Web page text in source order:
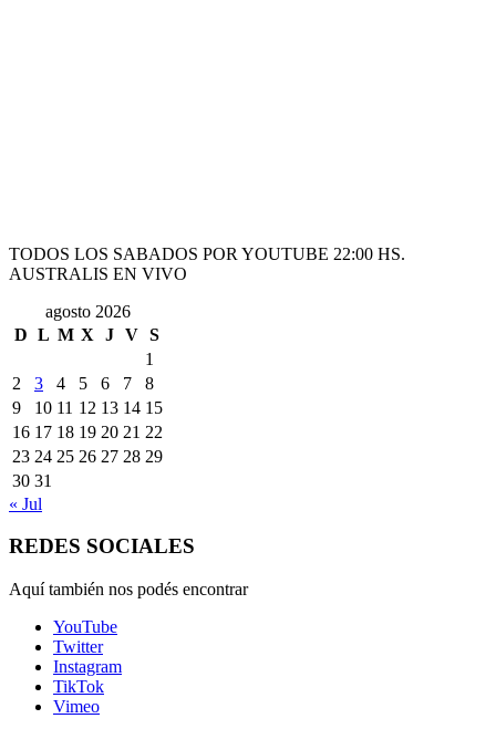
TODOS LOS SABADOS POR YOUTUBE 22:00 HS.
AUSTRALIS EN VIVO
agosto 2026
D L M X J V S
1
2
3 4 5 6 7
8
9
10 11 12 13 14 15
16 17 18 19 20 21 22
23 24 25 26 27 28 29
30 31
« Jul
REDES SOCIALES
Aquí también nos podés encontrar
YouTube
Twitter
Instagram
TikTok
Vimeo